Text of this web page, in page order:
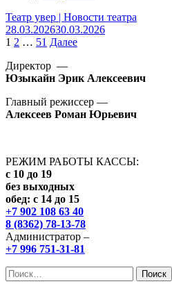
Театр увер | Новости театра
28.03.202630.03.2026
Пагинация
записей
1 2 … 51 Далее
Директор —
Юзыкайн Эрик Алексеевич
Главный режиссер —
Алексеев Роман Юрьевич
РЕЖИМ РАБОТЫ КАССЫ:
с 10 до 19
без выходных
обед: с 14 до 15
+7 902 108 63 40
8 (8362) 78-13-78
Администратор –
+7 996 751-31-81
Найти: